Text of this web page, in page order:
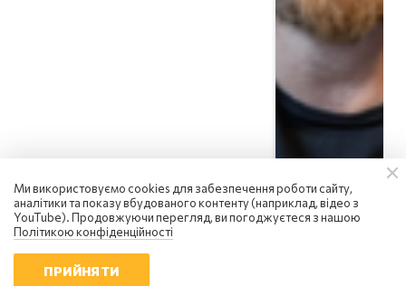
Ми використовуємо cookies для забезпечення роботи сайту,
аналітики та показу вбудованого контенту (наприклад, відео з
YouTube). Продовжуючи перегляд, ви погоджуєтеся з нашою
Політикою конфіденційності
ПРИЙНЯТИ